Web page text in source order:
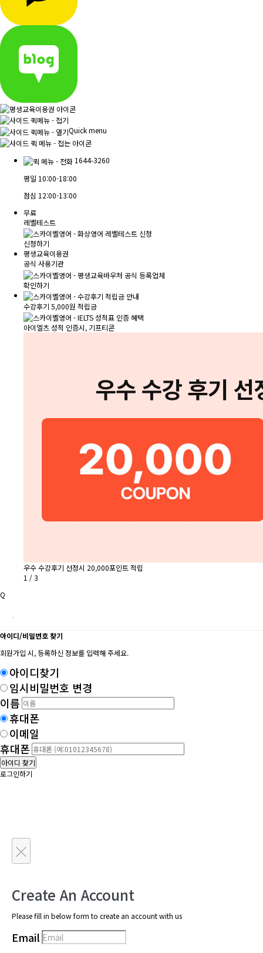
Quick menu
1644-3260
평일 10:00-18:00
점심 12:00-13:00
무료
레벨테스트
신청하기
평생교육이용권
공식 사용기관
확인하기
수강후기 5,000원 적립금
아이엘츠 성적 인증시, 기프티콘
우수 수강후기 선정시 20,000포인트 적립
1 /3
Q
아이디/비밀번호 찾기
회원가입 시, 등록하신 정보를 입력해 주세요.
아이디찾기
임시비밀번호 변경
이름
휴대폰
이메일
휴대폰
아이디 찾기
로그인하기
×
Create An Account
Please fill in below form to create an account with us
Email